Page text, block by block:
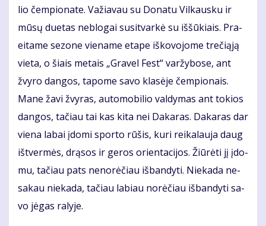
lio čem­pio­na­te. Va­žia­vau su Do­na­tu Vil­kaus­ku ir
mū­sų du­e­tas ne­blo­gai su­si­tvar­kė su iš­šū­kiais. Pra­
ei­ta­me se­zo­ne vie­na­me eta­pe iš­ko­vo­jo­me tre­či­ą­ją
vie­ta, o šiais me­tais „Gra­vel Fest“ var­žy­bo­se, ant
žvy­ro dan­gos, ta­po­me sa­vo kla­sė­je čem­pio­nais.
Ma­ne ža­vi žvy­ras, au­to­mo­bi­lio val­dy­mas ant to­kios
dan­gos, ta­čiau tai kas ki­ta nei Da­ka­ras. Da­ka­ras dar
vie­na la­bai įdo­mi spor­to rū­šis, ku­ri rei­ka­lau­ja daug
iš­tver­mės, drą­sos ir ge­ros orien­ta­ci­jos. Žiū­rė­ti jį įdo­
mu, ta­čiau pats ne­no­rė­čiau iš­ban­dy­ti. Nie­ka­da ne­
sa­kau nie­ka­da, ta­čiau la­biau no­rė­čiau iš­ban­dy­ti sa­
vo jė­gas ra­ly­je.